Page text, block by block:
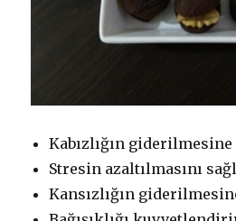
Kabızlığın
Stresin azaltılmasını
Kansızlığın